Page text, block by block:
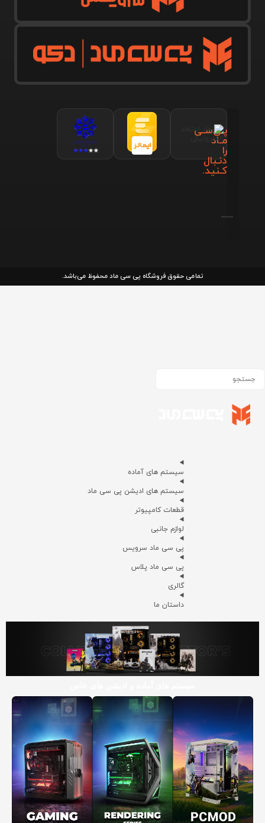
پـی‌سـی
مـاد
را
دنـبال
کـنید.
تمامی حقوق فروشگاه پی سی ماد محفوظ می‌باشد.
سیستم های آماده
سیستم های ادیشن پی سی ماد
قطعات کامپیوتر
لوازم جانبی
پی سی ماد سرویس
پی سی ماد پلاس
گالری
داستان ما